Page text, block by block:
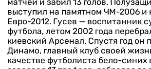
матчей и забил 13 голов.
выступил на памятном ЧМ-2006
Евро-2012. Гусев — воспитанник
футбола, летом 2002 года
киевский Арсенал. Спустя год он
Динамо, главный клуб своей
качестве футболиста бело-синих